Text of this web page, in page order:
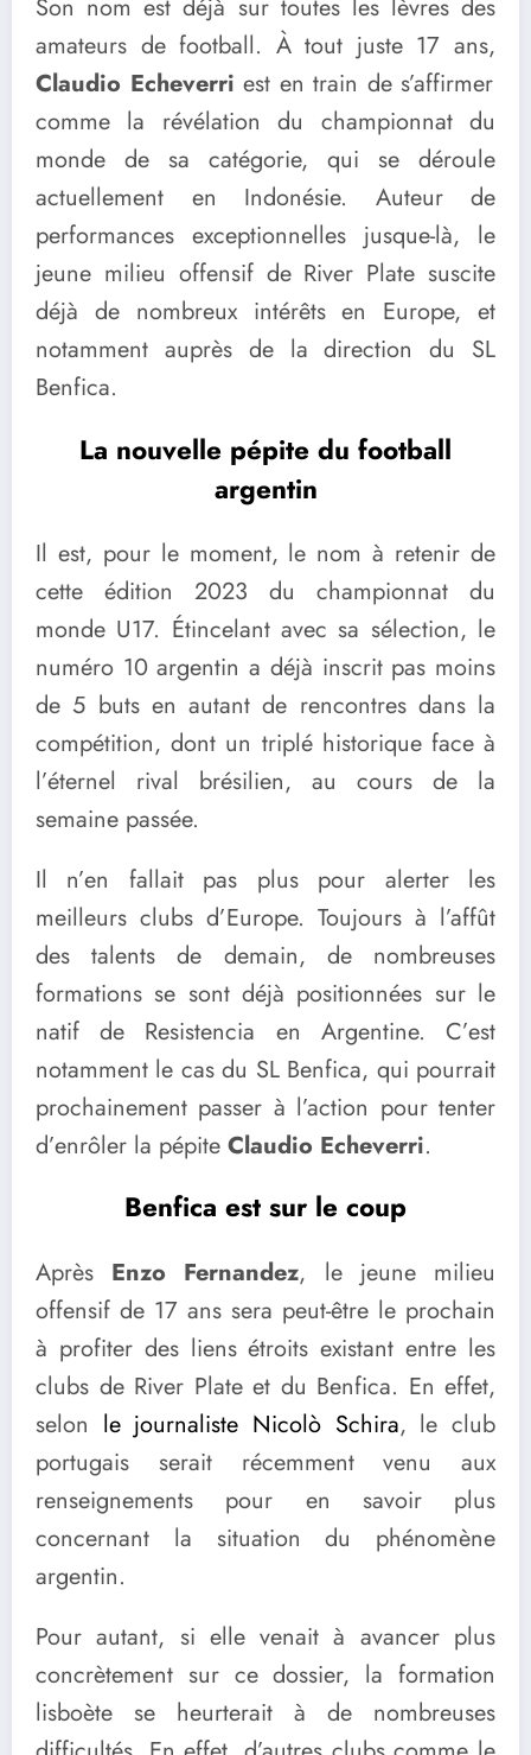
Son nom est déjà sur toutes les lèvres des
amateurs de football. À tout juste 17 ans,
Claudio Echeverri est en train de s’affirmer
comme la révélation du championnat du
monde de sa catégorie, qui se déroule
actuellement en Indonésie. Auteur de
performances exceptionnelles jusque-là, le
jeune milieu offensif de River Plate suscite
déjà de nombreux intérêts en Europe, et
notamment auprès de la direction du SL
Benfica.
La nouvelle pépite du football
argentin
Il est, pour le moment, le nom à retenir de
cette édition 2023 du championnat du
monde U17. Étincelant avec sa sélection, le
numéro 10 argentin a déjà inscrit pas moins
de 5 buts en autant de rencontres dans la
compétition, dont un triplé historique face à
l’éternel rival brésilien, au cours de la
semaine passée.
Il n’en fallait pas plus pour alerter les
meilleurs clubs d’Europe. Toujours à l’affût
des talents de demain, de nombreuses
formations se sont déjà positionnées sur le
natif de Resistencia en Argentine. C’est
notamment le cas du SL Benfica, qui pourrait
prochainement passer à l’action pour tenter
d’enrôler la pépite Claudio Echeverri.
Benfica est sur le coup
Après Enzo Fernandez, le jeune milieu
offensif de 17 ans sera peut-être le prochain
à profiter des liens étroits existant entre les
clubs de River Plate et du Benfica. En effet,
selon le journaliste Nicolò Schira, le club
portugais serait récemment venu aux
renseignements pour en savoir plus
concernant la situation du phénomène
argentin.
Pour autant, si elle venait à avancer plus
concrètement sur ce dossier, la formation
lisboète se heurterait à de nombreuses